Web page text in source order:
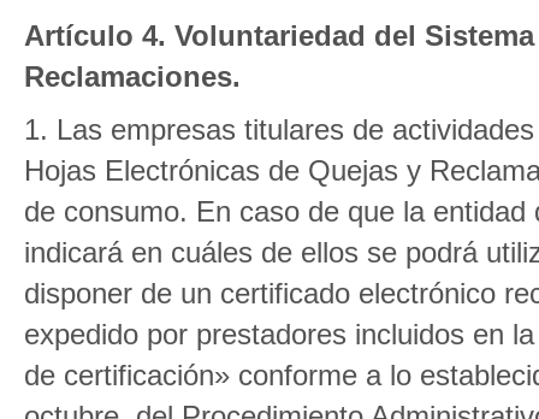
Artículo 4. Voluntariedad del
Reclamaciones.
1. Las empresas titulares de
Hojas Electrónicas de Quejas y
de consumo. En caso de que la
indicará en cuáles de ellos se podrá
disponer de un certificado electrónico
expedido por prestadores incluidos en
de certificación» conforme a lo